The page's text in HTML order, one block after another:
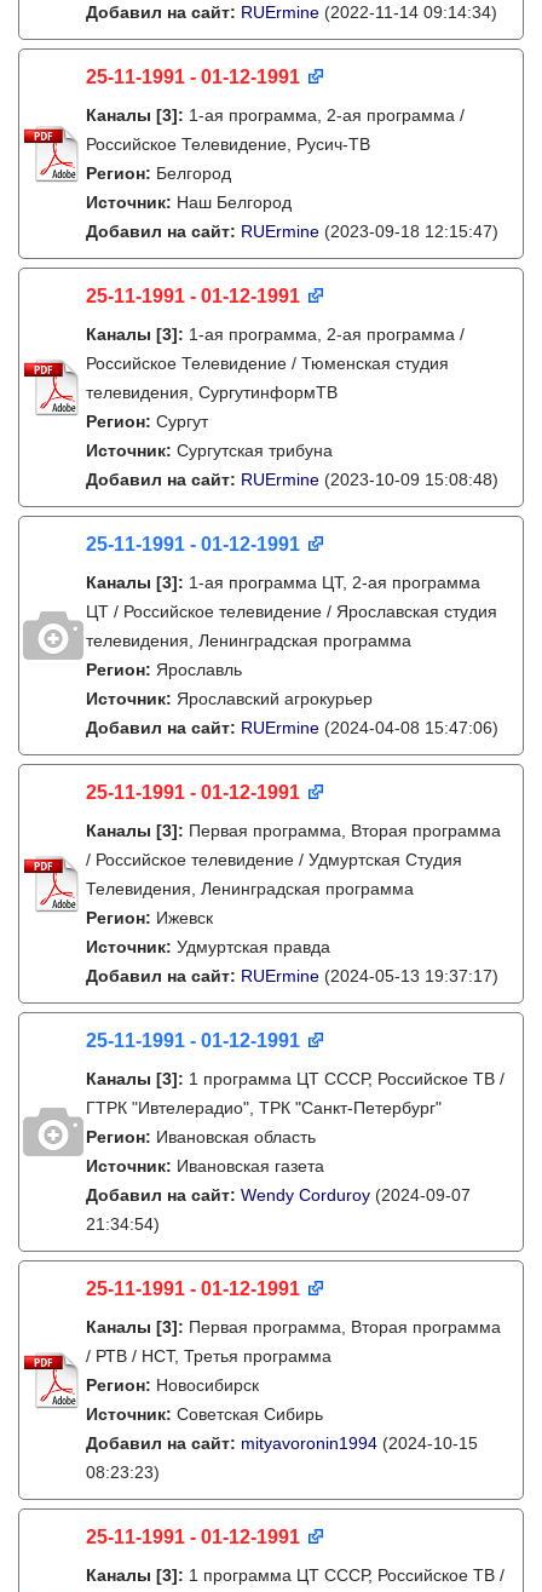
Добавил на сайт: RUErmine (2022-11-14 09:14:34)
25-11-1991 - 01-12-1991
Каналы [3]: 1-ая программа, 2-ая программа /
Российское Телевидение, Русич-ТВ
Регион: Белгород
Источник: Наш Белгород
Добавил на сайт: RUErmine (2023-09-18 12:15:47)
25-11-1991 - 01-12-1991
Каналы [3]: 1-ая программа, 2-ая программа /
Российское Телевидение / Тюменская студия
телевидения, СургутинформТВ
Регион: Сургут
Источник: Сургутская трибуна
Добавил на сайт: RUErmine (2023-10-09 15:08:48)
25-11-1991 - 01-12-1991
Каналы [3]: 1-ая программа ЦТ, 2-ая программа
ЦТ / Российское телевидение / Ярославская студия
телевидения, Ленинградская программа
Регион: Ярославль
Источник: Ярославский агрокурьер
Добавил на сайт: RUErmine (2024-04-08 15:47:06)
25-11-1991 - 01-12-1991
Каналы [3]: Первая программа, Вторая программа
/ Российское телевидение / Удмуртская Студия
Телевидения, Ленинградская программа
Регион: Ижевск
Источник: Удмуртская правда
Добавил на сайт: RUErmine (2024-05-13 19:37:17)
25-11-1991 - 01-12-1991
Каналы [3]: 1 программа ЦТ СССР, Российское ТВ /
ГТРК "Ивтелерадио", ТРК "Санкт-Петербург"
Регион: Ивановская область
Источник: Ивановская газета
Добавил на сайт: Wendy Corduroy (2024-09-07
21:34:54)
25-11-1991 - 01-12-1991
Каналы [3]: Первая программа, Вторая программа
/ РТВ / НСТ, Третья программа
Регион: Новосибирск
Источник: Советская Сибирь
Добавил на сайт: mityavoronin1994 (2024-10-15
08:23:23)
25-11-1991 - 01-12-1991
Каналы [3]: 1 программа ЦТ СССР, Российское ТВ /